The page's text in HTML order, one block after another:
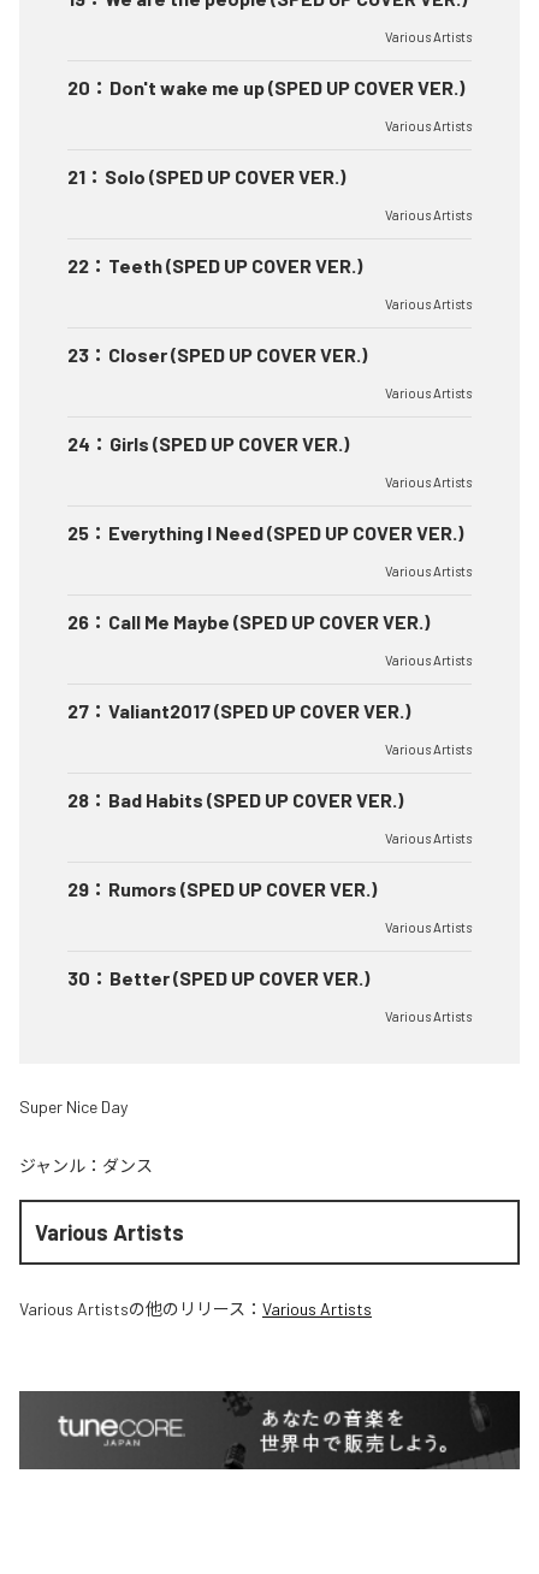
Various Artists
20 ： Don't wake me up (SPED UP COVER VER.)
Various Artists
21 ： Solo (SPED UP COVER VER.)
Various Artists
22 ： Teeth (SPED UP COVER VER.)
Various Artists
23 ： Closer (SPED UP COVER VER.)
Various Artists
24 ： Girls (SPED UP COVER VER.)
Various Artists
25 ： Everything I Need (SPED UP COVER VER.)
Various Artists
26 ： Call Me Maybe (SPED UP COVER VER.)
Various Artists
27 ： Valiant2017 (SPED UP COVER VER.)
Various Artists
28 ： Bad Habits (SPED UP COVER VER.)
Various Artists
29 ： Rumors (SPED UP COVER VER.)
Various Artists
30 ： Better (SPED UP COVER VER.)
Various Artists
Super Nice Day
ジャンル： ダンス
Various Artists
Various Artistsの他のリリース： Various Artists